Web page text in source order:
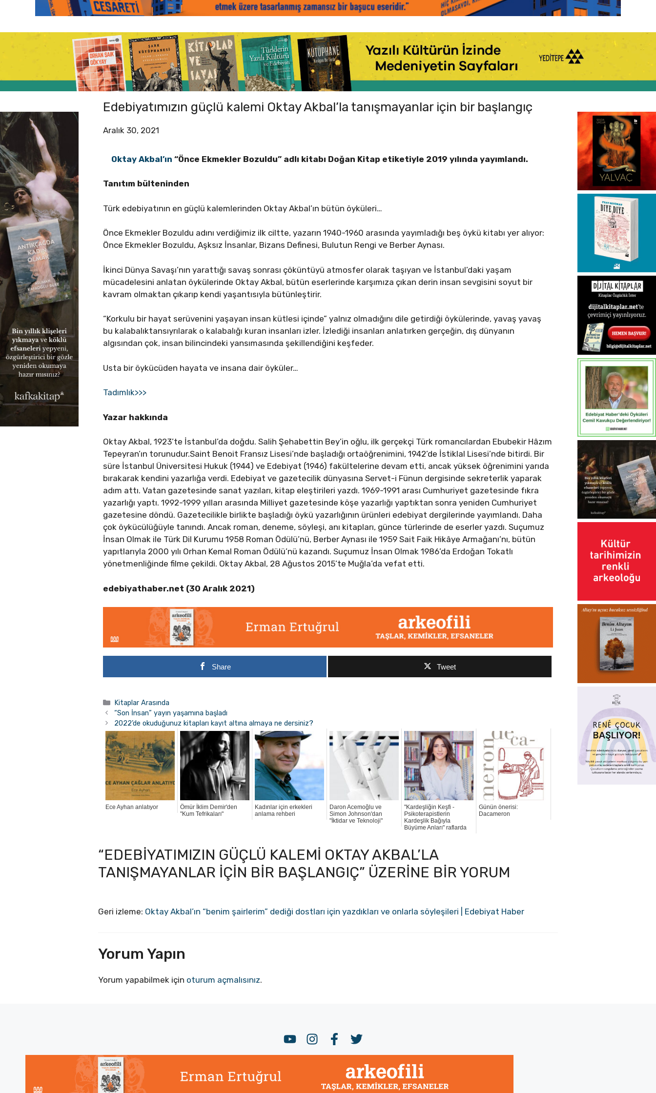
Edebiyatımızın güçlü kalemi Oktay Akbal’la tanışmayanlar için bir başlangıç
Aralık 30, 2021
Oktay Akbal’ın “Önce Ekmekler Bozuldu” adlı kitabı Doğan Kitap etiketiyle 2019 yılında yayımlandı.
Tanıtım bülteninden
Türk edebiyatının en güçlü kalemlerinden Oktay Akbal’ın bütün öyküleri…
Önce Ekmekler Bozuldu adını verdiğimiz ilk ciltte, yazarın 1940-1960 arasında yayımladığı beş öykü kitabı yer alıyor:
Önce Ekmekler Bozuldu, Aşksız İnsanlar, Bizans Definesi, Bulutun Rengi ve Berber Aynası.
İkinci Dünya Savaşı’nın yarattığı savaş sonrası çöküntüyü atmosfer olarak taşıyan ve İstanbul’daki yaşam
mücadelesini anlatan öykülerinde Oktay Akbal, bütün eserlerinde karşımıza çıkan derin insan sevgisini soyut bir
kavram olmaktan çıkarıp kendi yaşantısıyla bütünleştirir.
“Korkulu bir hayat serüvenini yaşayan insan kütlesi içinde” yalnız olmadığını dile getirdiği öykülerinde, yavaş yavaş
bu kalabalıktansıyrılarak o kalabalığı kuran insanları izler. İzlediği insanları anlatırken gerçeğin, dış dünyanın
algısından çok, insan bilincindeki yansımasında şekillendiğini keşfeder.
Usta bir öykücüden hayata ve insana dair öyküler…
Tadımlık>>>
Yazar hakkında
Oktay Akbal, 1923’te İstanbul’da doğdu. Salih Şehabettin Bey’in oğlu, ilk gerçekçi Türk romancılardan Ebubekir Hâzım
Tepeyran’ın torunudur.Saint Benoit Fransız Lisesi’nde başladığı ortaöğrenimini, 1942’de İstiklal Lisesi’nde bitirdi. Bir
süre İstanbul Üniversitesi Hukuk (1944) ve Edebiyat (1946) fakültelerine devam etti, ancak yüksek öğrenimini yarıda
bırakarak kendini yazarlığa verdi. Edebiyat ve gazetecilik dünyasına Servet-i Fünun dergisinde sekreterlik yaparak
adım attı. Vatan gazetesinde sanat yazıları, kitap eleştirileri yazdı. 1969-1991 arası Cumhuriyet gazetesinde fıkra
yazarlığı yaptı. 1992-1999 yılları arasında Milliyet gazetesinde köşe yazarlığı yaptıktan sonra yeniden Cumhuriyet
gazetesine döndü. Gazetecilikle birlikte başladığı öykü yazarlığının ürünleri edebiyat dergilerinde yayımlandı. Daha
çok öykücülüğüyle tanındı. Ancak roman, deneme, söyleşi, anı kitapları, günce türlerinde de eserler yazdı. Suçumuz
İnsan Olmak ile Türk Dil Kurumu 1958 Roman Ödülü’nü, Berber Aynası ile 1959 Sait Faik Hikâye Armağanı’nı, bütün
yapıtlarıyla 2000 yılı Orhan Kemal Roman Ödülü’nü kazandı. Suçumuz İnsan Olmak 1986’da Erdoğan Tokatlı
yönetmenliğinde filme çekildi. Oktay Akbal, 28 Ağustos 2015’te Muğla’da vefat etti.
edebiyathaber.net (30 Aralık 2021)
Share Tweet
Kategoriler
Kitaplar Arasında
“Son İnsan” yayın yaşamına başladı
2022’de okuduğunuz kitapları kayıt altına almaya ne dersiniz?
Ece Ayhan anlatıyor
Ömür İklim Demir'den
"Kum Tefrikaları"
Kadınlar için erkekleri
anlama rehberi
Daron Acemoğlu ve
Simon Johnson'dan
"İktidar ve Teknoloji"
"Kardeşliğin Keşfi -
Psikoterapistlerin
Kardeşlik Bağıyla
Büyüme Anları" raflarda
Günün önerisi:
Dacameron
“EDEBIYATIMIZIN GÜÇLÜ KALEMI OKTAY AKBAL’LA
TANIŞMAYANLAR IÇIN BIR BAŞLANGIÇ” ÜZERINE BIR YORUM
Geri izleme: Oktay Akbal’ın “benim şairlerim” dediği dostları için yazdıkları ve onlarla söyleşileri | Edebiyat Haber
Yorum Yapın
Yorum yapabilmek için oturum açmalısınız.